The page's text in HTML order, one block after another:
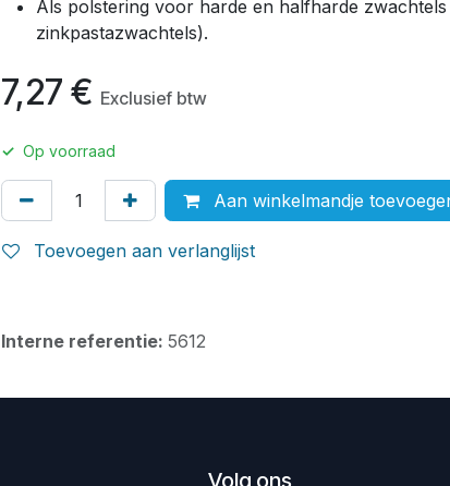
Als polstering voor harde en halfharde
zinkpastazwachtels).
7,27 € Exclusief btw
✓ Op voorraad
Aan winkelmandje
Toevoegen aan verlanglijst
Interne referentie: 5612